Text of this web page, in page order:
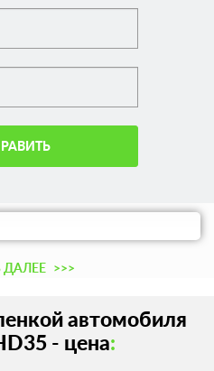
ДАЛЕЕ >>>
автомобиля
- цена: